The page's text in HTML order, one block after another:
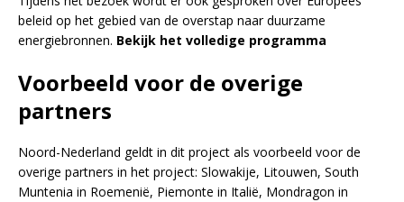
beleid op het gebied van de overstap naar duurzame
energiebronnen. Bekijk het volledige programma
Voorbeeld voor de overige
partners
Noord-Nederland geldt in dit project als voorbeeld voor de
overige partners in het project: Slowakije, Litouwen, South
Muntenia in Roemenië, Piemonte in Italië, Mondragon in